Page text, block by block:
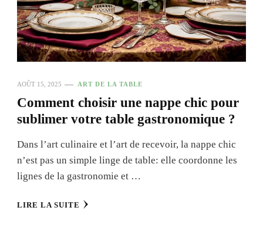
AOÛT 15, 2025 ART DE LA TABLE
Comment choisir une nappe chic pour
sublimer votre table gastronomique ?
Dans l’art culinaire et l’art de recevoir, la nappe chic
n’est pas un simple linge de table: elle coordonne les
lignes de la gastronomie et …
LIRE LA SUITE